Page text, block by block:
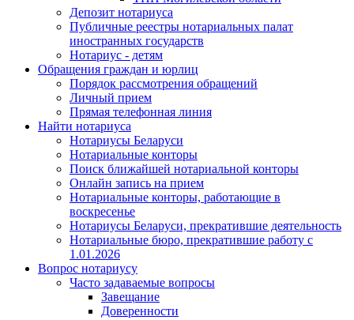
Депозит нотариуса
Публичные реестры нотариальных палат
иностранных государств
Нотариус - детям
Обращения граждан и юрлиц
Порядок рассмотрения обращений
Личный прием
Прямая телефонная линия
Найти нотариуса
Нотариусы Беларуси
Нотариальные конторы
Поиск ближайшей нотариальной конторы
Онлайн запись на прием
Нотариальные конторы, работающие в
воскресенье
Нотариусы Беларуси, прекратившие деятельность
Нотариальные бюро, прекратившие работу с
1.01.2026
Вопрос нотариусу
Часто задаваемые вопросы
Завещание
Доверенности